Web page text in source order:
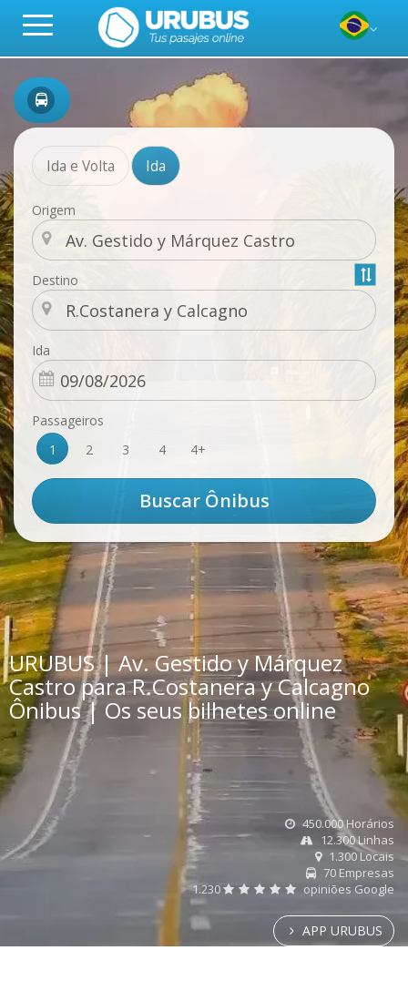
Ida e Volta Ida
Origem
Destino
Ida
Passageiros
1
2 3 4 4+
URUBUS | Av. Gestido y Márquez
Castro para R.Costanera y Calcagno
Ônibus | Os seus bilhetes online
450.000 Horários
12.300 Linhas
1.300 Locais
70 Empresas
1.230
opiniões Google
APP URUBUS